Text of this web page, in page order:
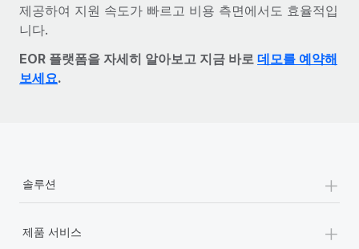
제공하여 지원 속도가 빠르고 비용 측면에서도 효율적입
니다.
EOR 플랫폼을 자세히 알아보고 지금 바로 데모를 예약해
보세요.
솔루션 +
제품 서비스 +